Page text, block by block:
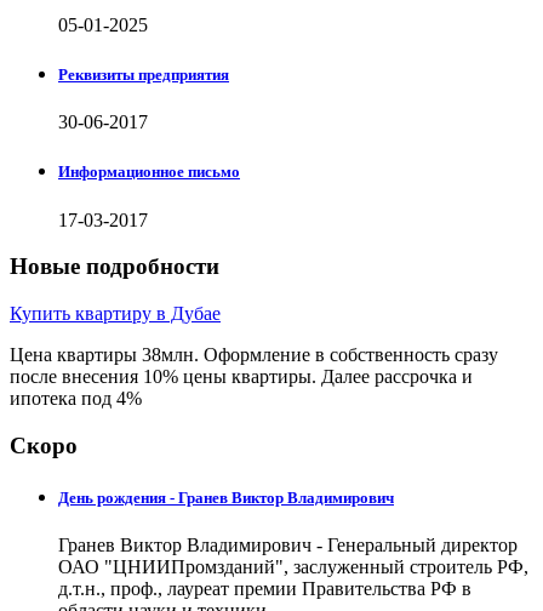
05-01-2025
Реквизиты предприятия
30-06-2017
Информационное письмо
17-03-2017
Новые подробности
Купить квартиру в Дубае
Цена квартиры 38млн. Оформление в собственность сразу
после внесения 10% цены квартиры. Далее рассрочка и
ипотека под 4%
Скоро
День рождения - Гранев Виктор Владимирович
Гранев Виктор Владимирович - Генеральный директор
ОАО "ЦНИИПромзданий", заслуженный строитель РФ,
д.т.н., проф., лауреат премии Правительства РФ в